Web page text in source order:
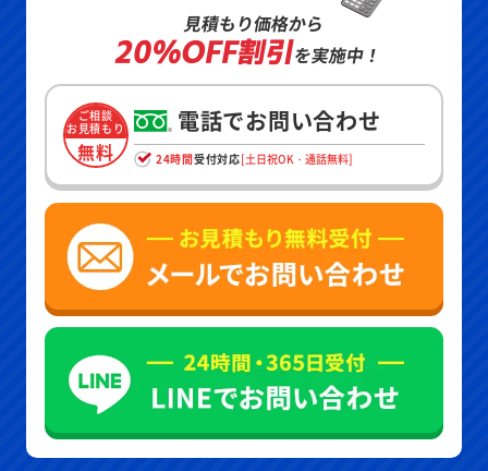
見積もり価格から
20%OFF割引を実施中！
ご相談
お見積もり
無料
電話でお問い合わせ
24時間受付対応[土日祝OK・通話無料]